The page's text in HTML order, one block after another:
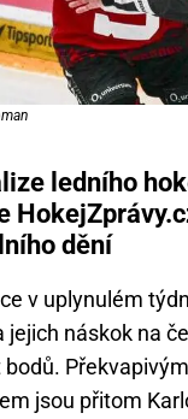
ledního
dění
v uplynulém
jejich náskok na
Překvapivým
jsou přitom